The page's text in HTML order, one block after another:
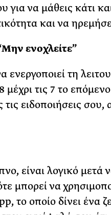
να μάθεις κάτι
και να
ενοχλείτε”
ενεργοποιεί τη
μέχρι τις 7 το
τις ειδοποιήσεις
είναι λογικό μετά
μπορεί να
το οποίο δίνει ένα